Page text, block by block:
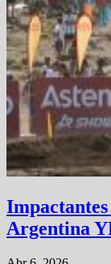
Argentina